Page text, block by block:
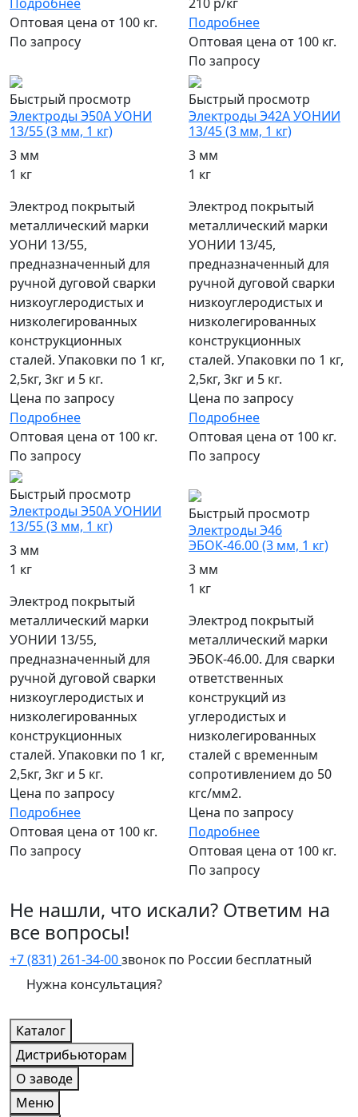
Оптовая цена от 100 кг.
По запросу
Подробнее
Оптовая цена от 100 кг.
По запросу
Быстрый просмотр
Электроды Э50А УОНИ
13/55 (3 мм, 1 кг)
3 мм
1 кг
Электрод покрытый
металлический марки
УОНИ 13/55,
предназначенный для
ручной дуговой сварки
низкоуглеродистых и
низколегированных
конструкционных
сталей. Упаковки по 1 кг,
2,5кг, 3кг и 5 кг.
Цена по запросу
Подробнее
Оптовая цена от 100 кг.
По запросу
Быстрый просмотр
Электроды Э42А УОНИИ
13/45 (3 мм, 1 кг)
3 мм
1 кг
Электрод покрытый
металлический марки
УОНИИ 13/45,
предназначенный для
ручной дуговой сварки
низкоуглеродистых и
низколегированных
конструкционных
сталей. Упаковки по 1 кг,
2,5кг, 3кг и 5 кг.
Цена по запросу
Подробнее
Оптовая цена от 100 кг.
По запросу
Быстрый просмотр
Электроды Э50А УОНИИ
13/55 (3 мм, 1 кг)
3 мм
1 кг
Электрод покрытый
металлический марки
УОНИИ 13/55,
предназначенный для
ручной дуговой сварки
низкоуглеродистых и
низколегированных
конструкционных
сталей. Упаковки по 1 кг,
2,5кг, 3кг и 5 кг.
Цена по запросу
Подробнее
Оптовая цена от 100 кг.
По запросу
Быстрый просмотр
Электроды Э46
ЭБОК-46.00 (3 мм, 1 кг)
3 мм
1 кг
Электрод покрытый
металлический марки
ЭБОК-46.00. Для сварки
ответственных
конструкций из
углеродистых и
низколегированных
сталей с временным
сопротивлением до 50
кгс/мм2.
Цена по запросу
Подробнее
Оптовая цена от 100 кг.
По запросу
Не нашли, что искали? Ответим на
все вопросы!
+7 (831) 261-34-00звонок по России бесплатный
Нужна консультация?
Каталог
Дистрибьюторам
О заводе
Меню